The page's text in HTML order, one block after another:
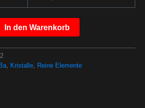
In den Warenkorb
Ba, Kristalle, Reine Elemente